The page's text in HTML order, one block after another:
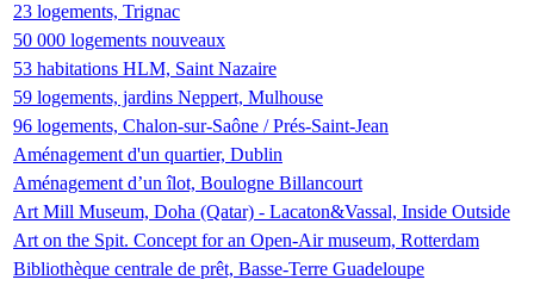
23 logements, Trignac
50 000 logements nouveaux
53 habitations HLM, Saint Nazaire
59 logements, jardins Neppert, Mulhouse
96 logements, Chalon-sur-Saône / Prés-Saint-Jean
Aménagement d'un quartier, Dublin
Aménagement d’un îlot, Boulogne Billancourt
Art Mill Museum, Doha (Qatar) - Lacaton&Vassal, Inside Outside
Art on the Spit. Concept for an Open-Air museum, Rotterdam
Bibliothèque centrale de prêt, Basse-Terre Guadeloupe